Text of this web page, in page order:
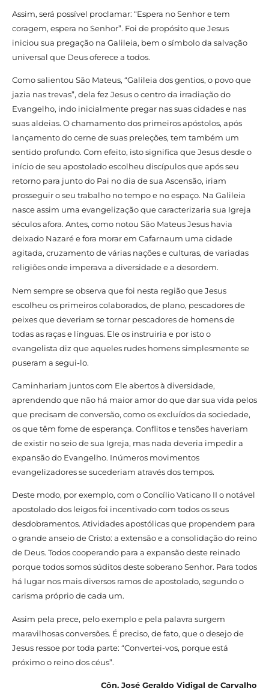
Assim, será possível proclamar: “Espera no Senhor e tem
coragem, espera no Senhor”. Foi de propósito que Jesus
iniciou sua pregação na Galileia, bem o símbolo da salvação
universal que Deus oferece a todos.
Como salientou São Mateus, “Galileia dos gentios, o povo que
jazia nas trevas”, dela fez Jesus o centro da irradiação do
Evangelho, indo inicialmente pregar nas suas cidades e nas
suas aldeias. O chamamento dos primeiros apóstolos, após
lançamento do cerne de suas preleções, tem também um
sentido profundo. Com efeito, isto significa que Jesus desde o
início de seu apostolado escolheu discípulos que após seu
retorno para junto do Pai no dia de sua Ascensão, iriam
prosseguir o seu trabalho no tempo e no espaço. Na Galileia
nasce assim uma evangelização que caracterizaria sua Igreja
séculos afora. Antes, como notou São Mateus Jesus havia
deixado Nazaré e fora morar em Cafarnaum uma cidade
agitada, cruzamento de várias nações e culturas, de variadas
religiões onde imperava a diversidade e a desordem.
Nem sempre se observa que foi nesta região que Jesus
escolheu os primeiros colaborados, de plano, pescadores de
peixes que deveriam se tornar pescadores de homens de
todas as raças e línguas. Ele os instruiria e por isto o
evangelista diz que aqueles rudes homens simplesmente se
puseram a segui-lo.
Caminhariam juntos com Ele abertos à diversidade,
aprendendo que não há maior amor do que dar sua vida pelos
que precisam de conversão, como os excluídos da sociedade,
os que têm fome de esperança. Conflitos e tensões haveriam
de existir no seio de sua Igreja, mas nada deveria impedir a
expansão do Evangelho. Inúmeros movimentos
evangelizadores se sucederiam através dos tempos.
Deste modo, por exemplo, com o Concílio Vaticano II o notável
apostolado dos leigos foi incentivado com todos os seus
desdobramentos. Atividades apostólicas que propendem para
o grande anseio de Cristo: a extensão e a consolidação do reino
de Deus. Todos cooperando para a expansão deste reinado
porque todos somos súditos deste soberano Senhor. Para todos
há lugar nos mais diversos ramos de apostolado, segundo o
carisma próprio de cada um.
Assim pela prece, pelo exemplo e pela palavra surgem
maravilhosas conversões. É preciso, de fato, que o desejo de
Jesus ressoe por toda parte: “Convertei-vos, porque está
próximo o reino dos céus”.
Côn. José Geraldo Vidigal de Carvalho